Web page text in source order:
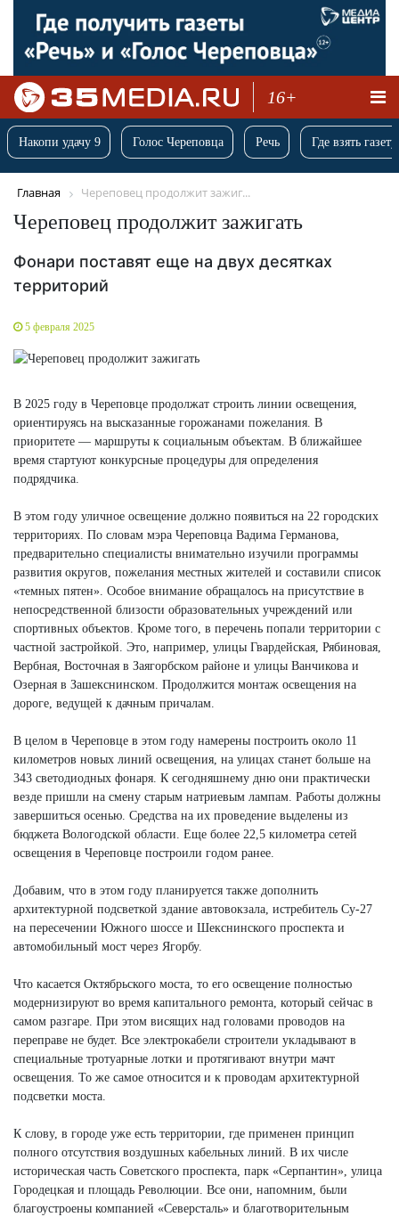
16+
Накопи удачу 9 Голос Череповца Речь Где взять
Главная Череповец продолжит зажиг...
Череповец продолжит зажигать
Фонари поставят еще на двух десятках
территорий
5 февраля 2025
В 2025 году в Череповце продолжат строить линии освещения,
ориентируясь на высказанные горожанами пожелания. В
приоритете — маршруты к социальным объектам. В ближайшее
время стартуют конкурсные процедуры для определения
подрядчика.
В этом году уличное освещение должно появиться на 22 городских
территориях. По словам мэра Череповца Вадима Германова,
предварительно специалисты внимательно изучили программы
развития округов, пожелания местных жителей и составили список
«темных пятен». Особое внимание обращалось на присутствие в
непосредственной близости образовательных учреждений или
спортивных объектов. Кроме того, в перечень попали территории с
частной застройкой. Это, например, улицы Гвардейская, Рябиновая,
Вербная, Восточная в Заягорбском районе и улицы Ванчикова и
Озерная в Зашекснинском. Продолжится монтаж освещения на
дороге, ведущей к дачным причалам.
В целом в Череповце в этом году намерены построить около 11
километров новых линий освещения, на улицах станет больше на
343 светодиодных фонаря. К сегодняшнему дню они практически
везде пришли на смену старым натриевым лампам. Работы должны
завершиться осенью. Средства на их проведение выделены из
бюджета Вологодской области. Еще более 22,5 километра сетей
освещения в Череповце построили годом ранее.
Добавим, что в этом году планируется также дополнить
архитектурной подсветкой здание автовокзала, истребитель Су-27
на пересечении Южного шоссе и Шекснинского проспекта и
автомобильный мост через Ягорбу.
Что касается Октябрьского моста, то его освещение полностью
модернизируют во время капитального ремонта, который сейчас в
самом разгаре. При этом висящих над головами проводов на
переправе не будет. Все электрокабели строители укладывают в
специальные тротуарные лотки и протягивают внутри мачт
освещения. То же самое относится и к проводам архитектурной
подсветки моста.
К слову, в городе уже есть территории, где применен принцип
полного отсутствия воздушных кабельных линий. В их числе
историческая часть Советского проспекта, парк «Серпантин», улица
Городецкая и площадь Революции. Все они, напомним, были
благоустроены компанией «Северсталь» и благотворительным